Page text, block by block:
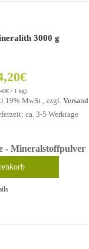
3000 g
€
€ / 1 kg)
19% MwSt., zzgl.Versand
ca. 3-5 Werktage
- Mineralstoffpulver